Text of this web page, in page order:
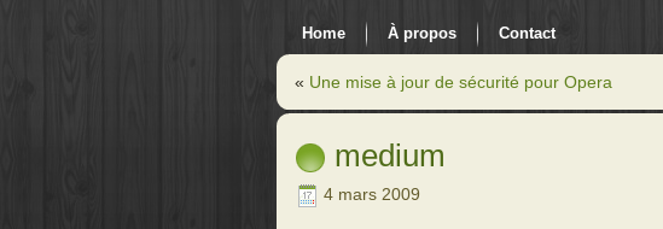
Home À propos Contact
« Une mise à jour de sécurité pour Opera
medium
4 mars 2009